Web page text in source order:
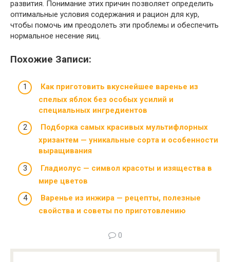
развития. Понимание этих причин позволяет определить
оптимальные условия содержания и рацион для кур,
чтобы помочь им преодолеть эти проблемы и обеспечить
нормальное несение яиц.
Похожие Записи:
Как приготовить вкуснейшее варенье из
спелых яблок без особых усилий и
специальных ингредиентов
Подборка самых красивых мультифлорных
хризантем — уникальные сорта и особенности
выращивания
Гладиолус — символ красоты и изящества в
мире цветов
Варенье из инжира — рецепты, полезные
свойства и советы по приготовлению
0